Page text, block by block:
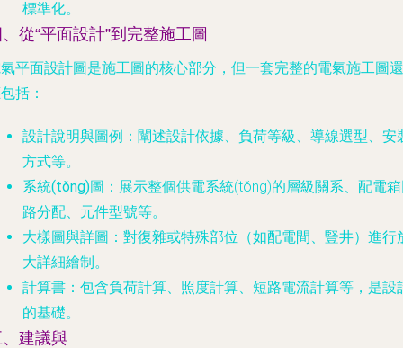
標準化。
從“平面設計”到完整施工圖
平面設計圖是施工圖的核心部分，但一套完整的電氣施工圖還
括：
設計說明與圖例 ：闡述設計依據、負荷等級、導線選型、安
方式等。
系統(tǒng)圖 ：展示整個供電系統(tǒng)的層級關系、配電
路分配、元件型號等。
大樣圖與詳圖 ：對復雜或特殊部位（如配電間、豎井）進行
大詳細繪制。
計算書 ：包含負荷計算、照度計算、短路電流計算等，是設
的基礎。
建議與